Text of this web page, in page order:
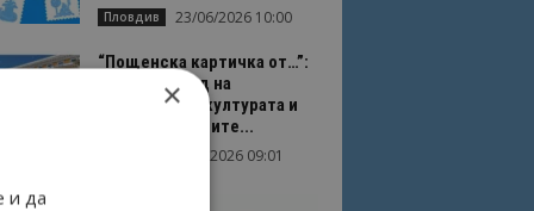
Пловдив 23/06/2026 10:00
“Пощенска картичка от…”:
Перник – град на
традициите, културата и
вдъхновяващите...
17/06/2026 09:01
×
и да